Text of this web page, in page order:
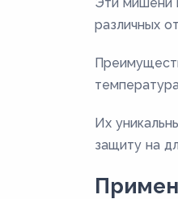
различных
Их
защиту на